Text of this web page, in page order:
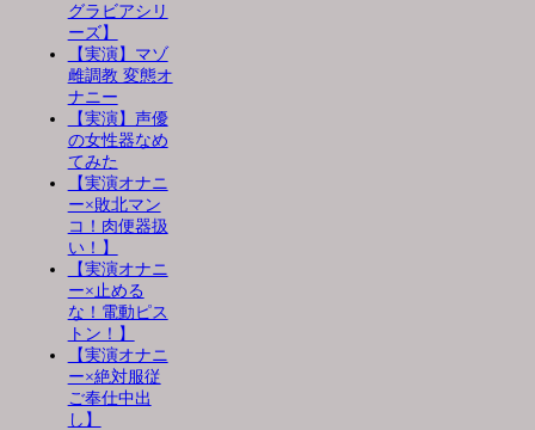
グラビアシリ
ーズ】
【実演】マゾ
雌調教 変態オ
ナニー
【実演】声優
の女性器なめ
てみた
【実演オナニ
ー×敗北マン
コ！肉便器扱
い！】
【実演オナニ
ー×止める
な！電動ピス
トン！】
【実演オナニ
ー×絶対服従
ご奉仕中出
し】